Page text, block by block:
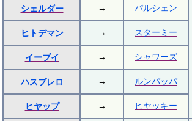
シェルダー → パルシェン
ヒトデマン → スターミー
イーブイ → シャワーズ
ハスブレロ → ルンパッパ
ヒヤップ → ヒヤッキー